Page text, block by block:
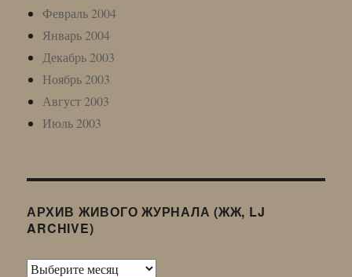
Февраль 2004
Январь 2004
Декабрь 2003
Ноябрь 2003
Август 2003
Июль 2003
АРХИВ ЖИВОГО ЖУРНАЛА (ЖЖ, LJ
ARCHIVE)
Архив